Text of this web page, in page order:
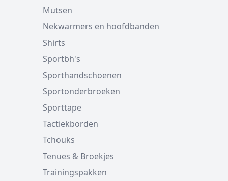
Mutsen
Nekwarmers en hoofdbanden
Shirts
Sportbh's
Sporthandschoenen
Sportonderbroeken
Sporttape
Tactiekborden
Tchouks
Tenues & Broekjes
Trainingspakken